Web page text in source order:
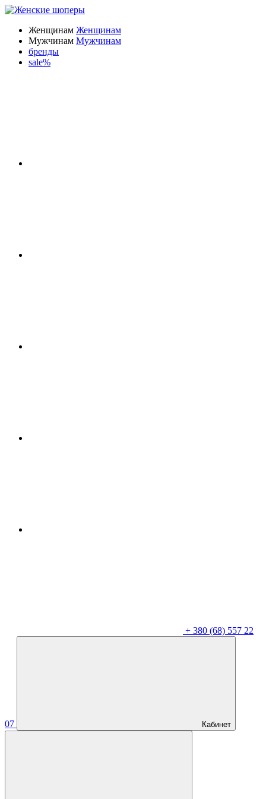
Женщинам Женщинам
Мужчинам Мужчинам
бренды
sale%
+ 380 (68) 557 22
07 Кабинет